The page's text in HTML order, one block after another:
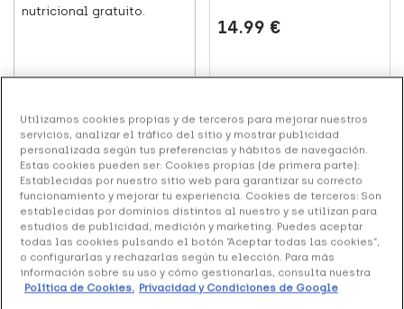
nutricional gratuito.
14.99 €
+68 puntos
INFANTIL
'Baby-led weaning'
Utilizamos cookies propias y de terceros para mejorar nuestros
servicios, analizar el tráfico del sitio y mostrar publicidad
personalizada según tus preferencias y hábitos de navegación.
Estas cookies pueden ser: Cookies propias (de primera parte):
Establecidas por nuestro sitio web para garantizar su correcto
funcionamiento y mejorar tu experiencia. Cookies de terceros: Son
establecidas por dominios distintos al nuestro y se utilizan para
estudios de publicidad, medición y marketing. Puedes aceptar
todas las cookies pulsando el botón “Aceptar todas las cookies”,
o configurarlas y rechazarlas según tu elección. Para más
información sobre su uso y cómo gestionarlas, consulta nuestra
Política de Cookies. Privacidad y Condiciones de Google